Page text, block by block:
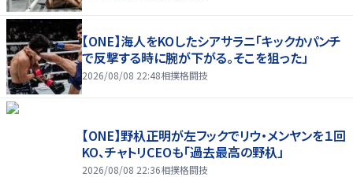
【ONE】海人をKOしたシアサラニ「キックかパンチ
で反撃する時に腕が下がる。そこを狙った」
2026/08/08 22:48相撲格闘技
【ONE】野杁正明が左フックでリウ・メンヤンを１回
KO、チャトリCEOも「過去最高の野杁」
2026/08/08 22:36相撲格闘技